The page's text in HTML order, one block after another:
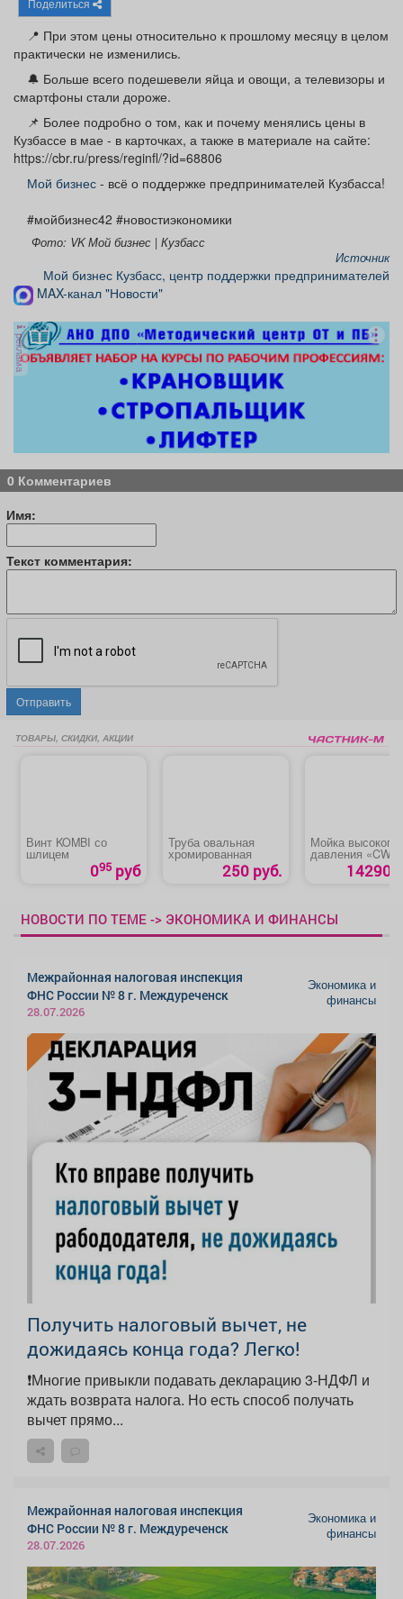
Афиша
Я - пенсионер
Поделиться
📍 При этом цены относительно к прошлому месяцу в целом
практически не изменились.
🔔 Больше всего подешевели яйца и овощи, а телевизоры и
смартфоны стали дороже.
📌 Более подробно о том, как и почему менялись цены в
Кузбассе в мае - в карточках, а также в материале на сайте:
https://cbr.ru/press/reginfl/?id=68806
Мой бизнес - всё о поддержке предпринимателей Кузбасса!
#мойбизнес42 #новостиэкономики
Фото: VK Мой бизнес | Кузбасс
Источник
Мой бизнес Кузбасс, центр поддержки предпринимателей
MAX-канал "Новости"
реклама
0 Комментариев
Имя:
Текст комментария:
Отправить
ТОВАРЫ, СКИДКИ, АКЦИИ
Винт KOMBI со
шлицем
095 руб
Труба овальная
хромированная
250 руб.
Мойка высокого
давления «CW-
2501EI CARVER»
14290
НОВОСТИ ПО ТЕМЕ -> ЭКОНОМИКА И ФИНАНСЫ
Межрайонная налоговая инспекция
ФНС России № 8 г. Междуреченск
28.07.2026
Экономика и
финансы
Получить налоговый вычет, не
дожидаясь конца года? Легко!
❗Многие привыкли подавать декларацию 3-НДФЛ и
ждать возврата налога. Но есть способ получать
вычет прямо...
Межрайонная налоговая инспекция
ФНС России № 8 г. Междуреченск
28.07.2026
Экономика и
финансы